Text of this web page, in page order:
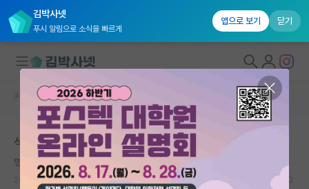
김박사넷
푸시 알림으로 소식을 빠르게
앱으로 보기 닫기
대학원생 모집
국내대학원 정보
연구실&오픈랩
커뮤니티 홈 자유 게시판(아무개랩)
석사 4학기의 푸념
명석한 공자
2021.09.09 9 4154